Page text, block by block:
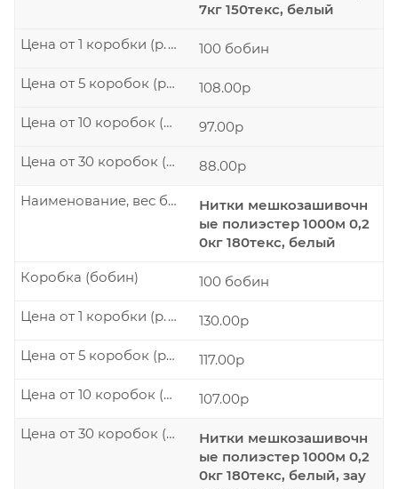
7кг 150текс, белый
100 бобин
Цена от 1 коробки (р./шт.)
108.00р
Цена от 5 коробок (р./шт.)
97.00р
Цена от 10 коробок (р./шт.)
88.00р
Цена от 30 коробок (р./шт.)
Нитки мешкозашивочн
ые полиэстер 1000м 0,2
0кг 180текс, белый
Наименование, вес бобины
100 бобин
Коробка (бобин)
130.00р
Цена от 1 коробки (р./шт.)
117.00р
Цена от 5 коробок (р./шт.)
107.00р
Цена от 10 коробок (р./шт.)
Нитки мешкозашивочн
ые полиэстер 1000м 0,2
0кг 180текс, белый, зау
Цена от 30 коробок (р./шт.)